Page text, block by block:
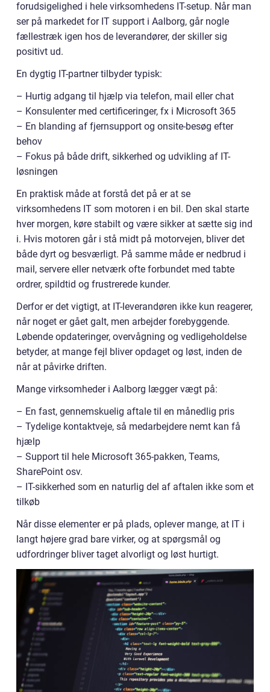
forudsigelighed i hele virksomhedens IT-setup. Når man
ser på markedet for IT support i Aalborg, går nogle
fællestræk igen hos de leverandører, der skiller sig
positivt ud.
En dygtig IT-partner tilbyder typisk:
– Hurtig adgang til hjælp via telefon, mail eller chat
– Konsulenter med certificeringer, fx i Microsoft 365
– En blanding af fjernsupport og onsite-besøg efter
behov
– Fokus på både drift, sikkerhed og udvikling af IT-
løsningen
En praktisk måde at forstå det på er at se
virksomhedens IT som motoren i en bil. Den skal starte
hver morgen, køre stabilt og være sikker at sætte sig ind
i. Hvis motoren går i stå midt på motorvejen, bliver det
både dyrt og besværligt. På samme måde er nedbrud i
mail, servere eller netværk ofte forbundet med tabte
ordrer, spildtid og frustrerede kunder.
Derfor er det vigtigt, at IT-leverandøren ikke kun reagerer,
når noget er gået galt, men arbejder forebyggende.
Løbende opdateringer, overvågning og vedligeholdelse
betyder, at mange fejl bliver opdaget og løst, inden de
når at påvirke driften.
Mange virksomheder i Aalborg lægger vægt på:
– En fast, gennemskuelig aftale til en månedlig pris
– Tydelige kontaktveje, så medarbejdere nemt kan få
hjælp
– Support til hele Microsoft 365-pakken, Teams,
SharePoint osv.
– IT-sikkerhed som en naturlig del af aftalen ikke som et
tilkøb
Når disse elementer er på plads, oplever mange, at IT i
langt højere grad bare virker, og at spørgsmål og
udfordringer bliver taget alvorligt og løst hurtigt.